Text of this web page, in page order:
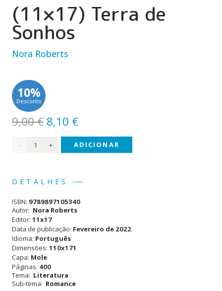
(11×17) Terra de
Sonhos
Nora Roberts
10%
Desconto
9,00€ O
preço
original
9,00 €.
8,10 €O
preço
atual
Quantidade
de
Sonhos
ADICIONAR
DETALHES
ISBN: 9789897105340
Autor: Nora Roberts
Editor: 11x17
Data de publicação: Fevereiro de 2022
Idioma: Português
Dimensões: 110x171
Capa: Mole
Páginas: 400
Tema: Literatura
Sub-tema: Romance